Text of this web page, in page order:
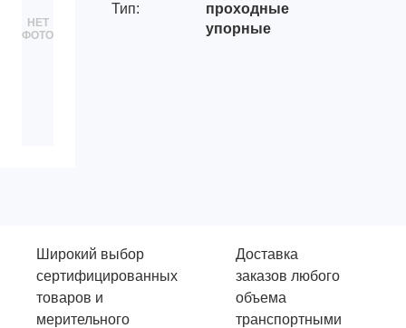
НЕТ
ФОТО
Тип:
проходные
упорные
Широкий выбор
сертифицированных
товаров и
мерительного
Доставка
заказов любого
объема
транспортными